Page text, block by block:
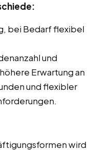
bei Bedarf flexibel
und
Erwartung an
und flexibler
wird